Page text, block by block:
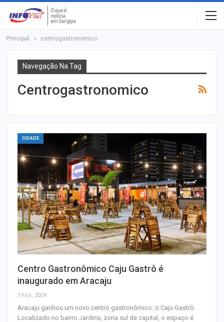
Principal centrogastronomico
Navegação Na Tag
Centrogastronomico
CIDADE
Centro Gastronômico Caju Gastrô é
inaugurado em Aracaju
19 jul, 2024
Aracaju ganhou um novo centro gastronômico: o Caju Gastrô.
Localizado no bairro Jardins, zona sul da capital, o espaço é